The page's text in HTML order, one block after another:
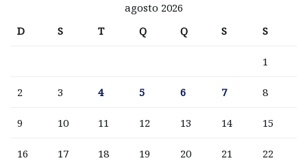
agosto 2026
D
S T Q Q S S
1
2 3 4 5 6 7 8
9 10 11 12 13 14 15
16 17 18 19 20 21 22